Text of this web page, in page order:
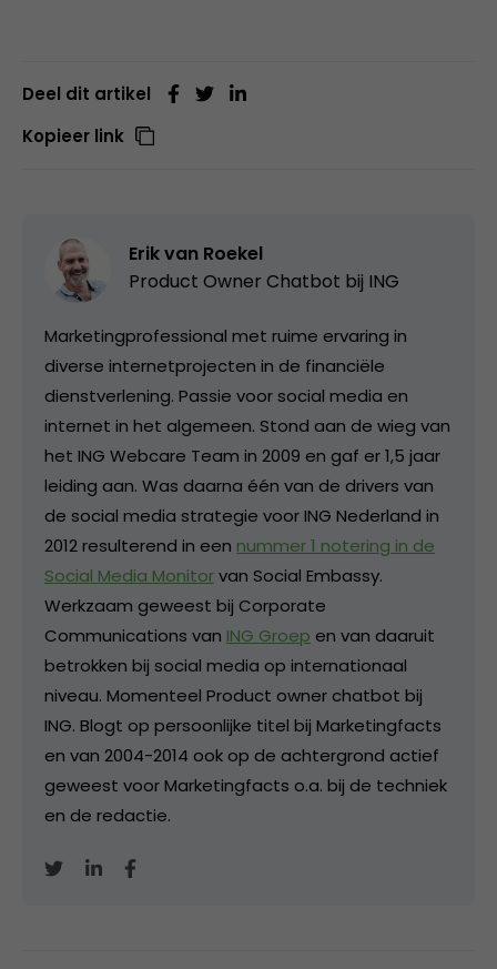
Deel dit artikel
Kopieer link
Erik van Roekel
Product Owner Chatbot bij ING
Marketingprofessional met ruime ervaring in
diverse internetprojecten in de financiële
dienstverlening. Passie voor social media en
internet in het algemeen. Stond aan de wieg van
het ING Webcare Team in 2009 en gaf er 1,5 jaar
leiding aan. Was daarna één van de drivers van
de social media strategie voor ING Nederland in
2012 resulterend in een nummer 1 notering in de
Social Media Monitorvan Social Embassy.
Werkzaam geweest bij Corporate
Communications van ING Groep en van daaruit
betrokken bij social media op internationaal
niveau. Momenteel Product owner chatbot bij
ING. Blogt op persoonlijke titel bij Marketingfacts
en van 2004-2014 ook op de achtergrond actief
geweest voor Marketingfacts o.a. bij de techniek
en de redactie.